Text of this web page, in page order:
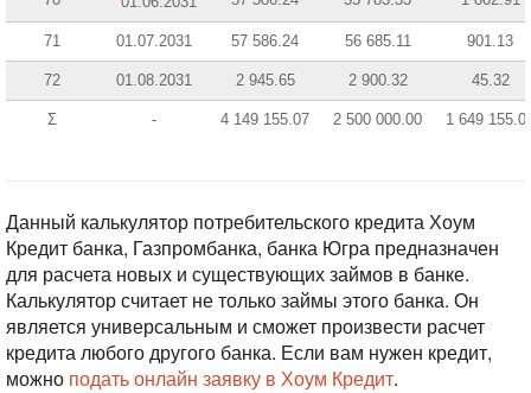
71 01.07.2031 57 586.24 56 685.11 901.13
72 01.08.2031 2 945.65 2 900.32 45.32
Σ - 4 149 155.07 2 500 000.00 1 649
Данный калькулятор потребительского кредита Хоум
Кредит банка, Газпромбанка, банка Югра предназначен
для расчета новых и существующих займов в банке.
Калькулятор считает не только займы этого банка. Он
является универсальным и сможет произвести расчет
кредита любого другого банка. Если вам нужен кредит,
можно подать онлайн заявку в Хоум Кредит.